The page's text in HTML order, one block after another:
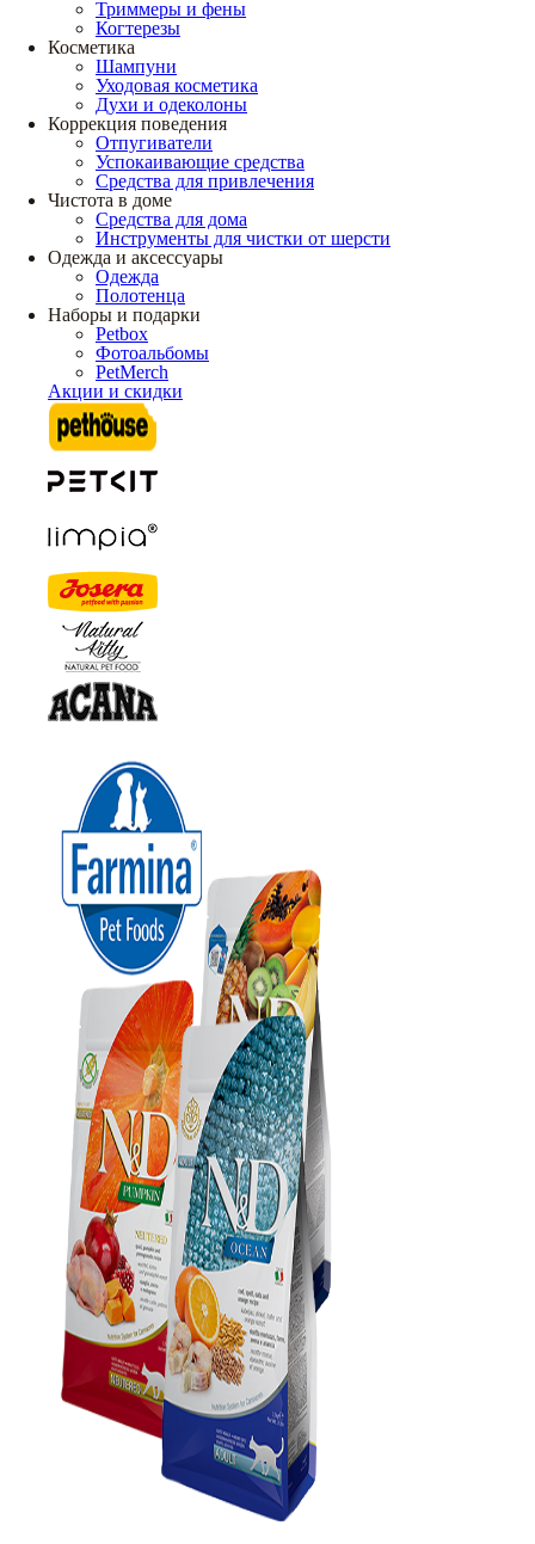
Триммеры и фены
Когтерезы
Косметика
Шампуни
Уходовая косметика
Духи и одеколоны
Коррекция поведения
Отпугиватели
Успокаивающие средства
Средства для привлечения
Чистота в доме
Средства для дома
Инструменты для чистки от шерсти
Одежда и аксессуары
Одежда
Полотенца
Наборы и подарки
Petbox
Фотоальбомы
PetMerch
Акции и скидки